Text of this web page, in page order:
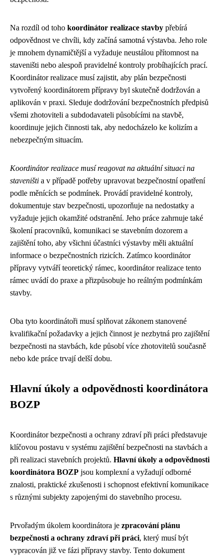
Na rozdíl od toho koordinátor realizace stavby přebírá
odpovědnost ve chvíli, kdy začíná samotná výstavba. Jeho role
je mnohem dynamičtější a vyžaduje neustálou přítomnost na
staveništi nebo alespoň pravidelné kontroly probíhajících prací.
Koordinátor realizace musí zajistit, aby plán bezpečnosti
vytvořený koordinátorem přípravy byl skutečně dodržován a
aplikován v praxi. Sleduje dodržování bezpečnostních předpisů
všemi zhotoviteli a subdodavateli působícími na stavbě,
koordinuje jejich činnosti tak, aby nedocházelo ke kolizím a
nebezpečným situacím.
Koordinátor realizace musí reagovat na aktuální situaci na
staveništi a v případě potřeby upravovat bezpečnostní opatření
podle měnících se podmínek. Provádí pravidelné kontroly,
dokumentuje stav bezpečnosti, upozorňuje na nedostatky a
vyžaduje jejich okamžité odstranění. Jeho práce zahrnuje také
školení pracovníků, komunikaci se stavebním dozorem a
zajištění toho, aby všichni účastníci výstavby měli aktuální
informace o bezpečnostních rizicích. Zatímco koordinátor
přípravy vytváří teoretický rámec, koordinátor realizace tento
rámec uvádí do praxe a přizpůsobuje ho reálným podmínkám
stavby.
Oba tyto koordinátoři musí splňovat zákonem stanovené
kvalifikační požadavky a jejich činnost je nezbytná pro zajištění
bezpečnosti na stavbách, kde působí více zhotovitelů současně
nebo kde práce trvají delší dobu.
Hlavní úkoly a odpovědnosti koordinátora
BOZP
Koordinátor bezpečnosti a ochrany zdraví při práci představuje
klíčovou postavu v systému zajištění bezpečnosti na stavbách a
při realizaci stavebních projektů. Hlavní úkoly a odpovědnosti
koordinátora BOZP jsou komplexní a vyžadují odborné
znalosti, praktické zkušenosti i schopnost efektivní komunikace
s různými subjekty zapojenými do stavebního procesu.
Prvořadým úkolem koordinátora je zpracování plánu
bezpečnosti a ochrany zdraví při práci, který musí být
vypracován již ve fázi přípravy stavby. Tento dokument